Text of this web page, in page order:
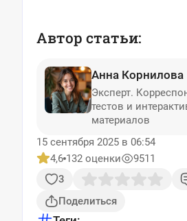
Автор статьи:
Анна Корнилова
Эксперт.
тестов и
материалов
15 сентября 2025 в 06:54
4,6 132 оценки
9511
3
Поделиться